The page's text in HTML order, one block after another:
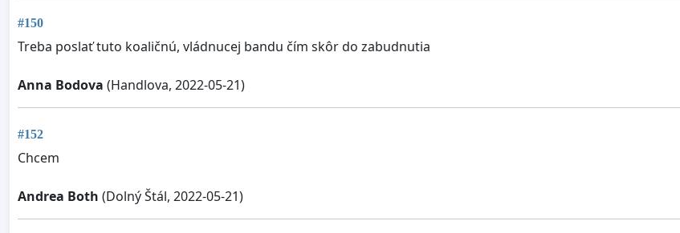
#150
Treba poslať tuto koaličnú, vládnucej bandu čím skôr do zabudnutia
Anna Bodova (Handlova, 2022-05-21)
#152
Chcem
Andrea Both (Dolný Štál, 2022-05-21)